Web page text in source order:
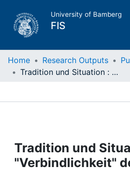
University of Bamberg
FIS
Home
Projects
Home Research Outputs
Tradition und Situation : zur "Verbindlichkeit" des Gebots der Feindesliebe in der synoptischen Überlieferung und in der gegenwärtigen Friedensdiskussion.
Tradition und
"Verbindlichkeit"